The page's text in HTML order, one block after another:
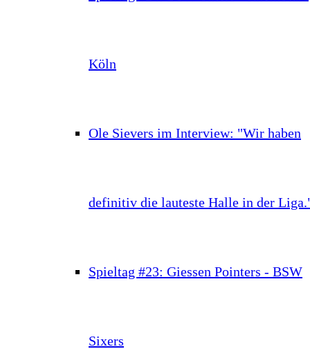
Köln
Ole Sievers im Interview: "Wir haben
definitiv die lauteste Halle in der
Spieltag #23: Giessen Pointers - BSW
Sixers